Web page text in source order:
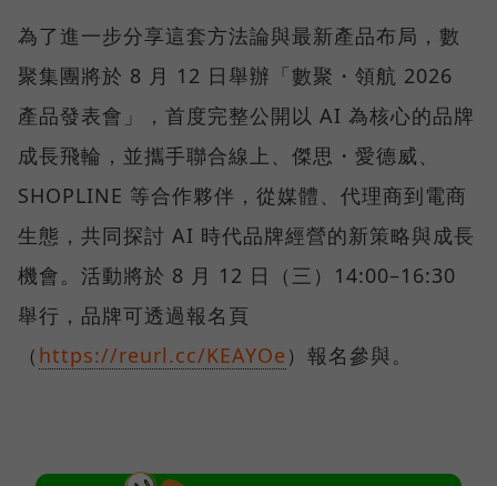
為了進一步分享這套方法論與最新產品布局，數
聚集團將於 8 月 12 日舉辦「數聚・領航 2026
產品發表會」，首度完整公開以 AI 為核心的品牌
成長飛輪，並攜手聯合線上、傑思・愛德威、
SHOPLINE 等合作夥伴，從媒體、代理商到電商
生態，共同探討 AI 時代品牌經營的新策略與成長
機會。活動將於 8 月 12 日（三）14:00–16:30
舉行，品牌可透過報名頁
（ https://reurl.cc/KEAYOe ）報名參與。